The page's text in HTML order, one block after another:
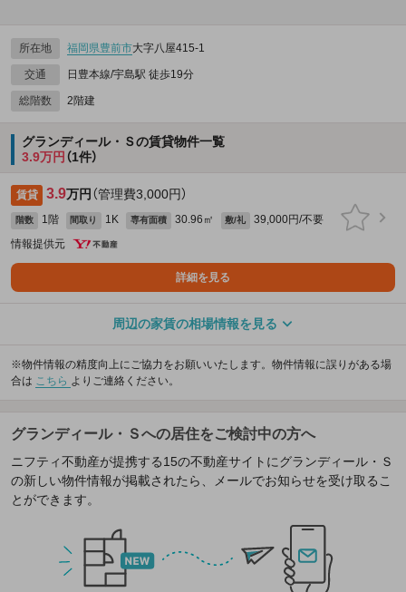
所在地 福岡県豊前市大字八屋415‐1
交通 日豊本線/宇島駅 徒歩19分
総階数 2階建
グランディール・Ｓの賃貸物件一覧
3.9万円 （1件）
賃貸 3.9万円 （管理費3,000円）
階数 1階 間取り 1K 専有面積 30.96㎡ 敷/礼
39,000円/不要
情報提供元
詳細を見る
周辺の家賃の相場情報を見る
※物件情報の精度向上にご協力をお願いいたします。物件情報に誤りがある場
合は こちら よりご連絡ください。
グランディール・Ｓへの居住をご検討中の方へ
ニフティ不動産が提携する15の不動産サイトにグランディール・Ｓ
の新しい物件情報が掲載されたら、メールでお知らせを受け取るこ
とができます。